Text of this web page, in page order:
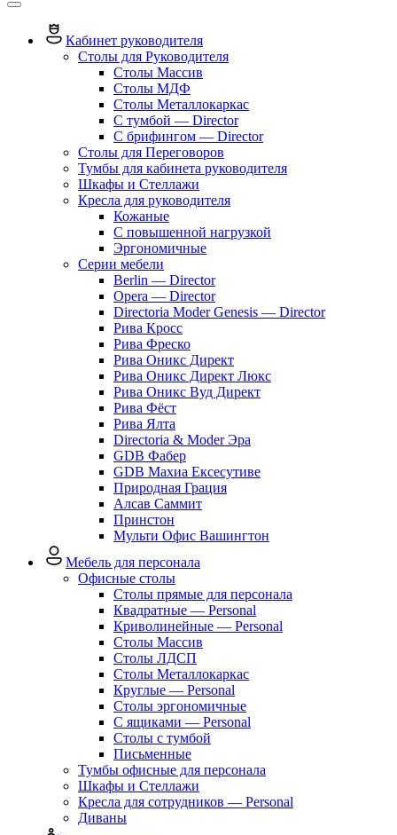
Кабинет руководителя
Столы для Руководителя
Столы Массив
Столы МДФ
Столы Металлокаркас
С тумбой — Director
C брифингом — Director
Столы для Переговоров
Тумбы для кабинета руководителя
Шкафы и Стеллажи
Кресла для руководителя
Кожаные
С повышенной нагрузкой
Эргономичные
Серии мебели
Berlin — Director
Opera — Director
Directoria Moder Genesis — Director
Рива Кросс
Рива Фреско
Рива Оникс Директ
Рива Оникс Директ Люкс
Рива Оникс Вуд Директ
Рива Фёст
Рива Ялта
Directoria & Moder Эра
GDB Фабер
GDB Махиа Ексесутиве
Природная Грация
Алсав Саммит
Принстон
Мульти Офис Вашингтон
Мебель для персонала
Офисные столы
Столы прямые для персонала
Квадратные — Personal
Криволинейные — Personal
Столы Массив
Столы ЛДСП
Столы Металлокаркас
Круглые — Personal
Столы эргономичные
С ящиками — Personal
Столы с тумбой
Письменные
Тумбы офисные для персонала
Шкафы и Стеллажи
Кресла для сотрудников — Personal
Диваны